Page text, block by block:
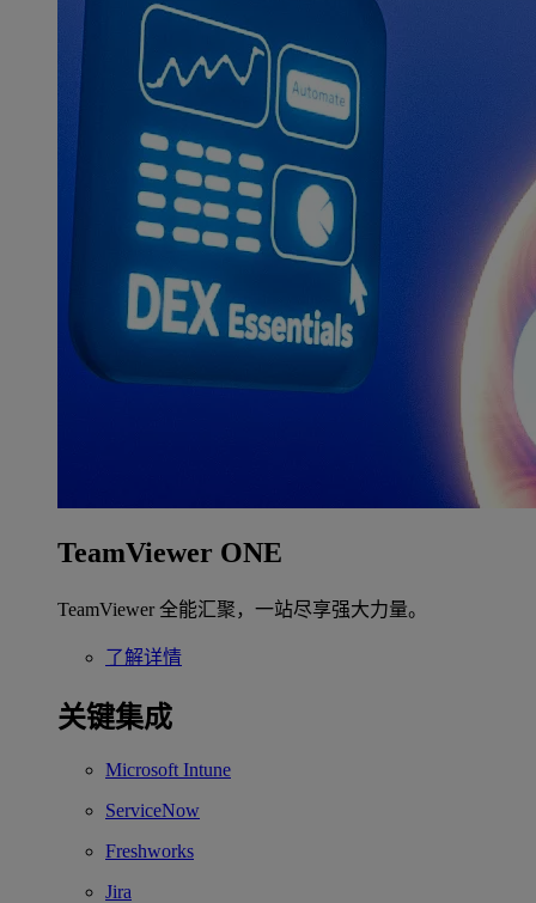
TeamViewer ONE
TeamViewer 全能汇聚，一站尽享强大力量。
了解详情
关键集成
Microsoft Intune
ServiceNow
Freshworks
Jira